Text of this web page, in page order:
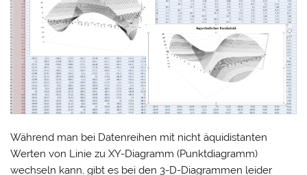
Während man bei Datenreihen mit nicht äquidistanten
Werten von Linie zu XY-Diagramm (Punktdiagramm)
wechseln kann, gibt es bei den 3-D-Diagrammen leider